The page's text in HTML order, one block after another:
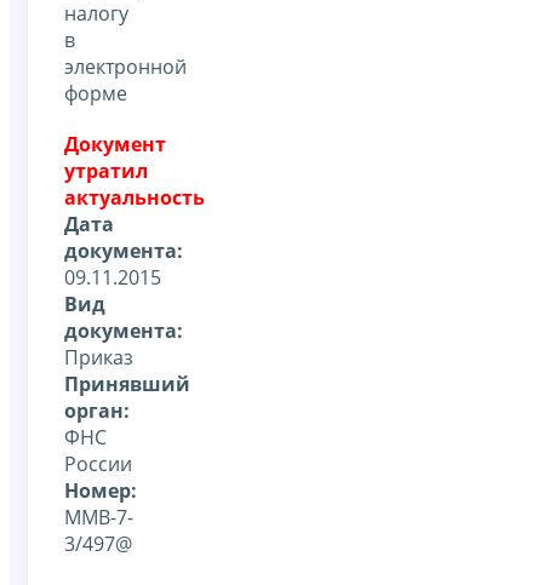
налогу
в
электронной
форме
Документ
утратил
актуальность
Дата
документа:
09.11.2015
Вид
документа:
Приказ
Принявший
орган:
ФНС
России
Номер:
ММВ-7-
3/497@